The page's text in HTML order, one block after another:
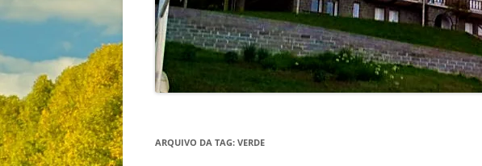
ARQUIVO DA TAG: VERDE